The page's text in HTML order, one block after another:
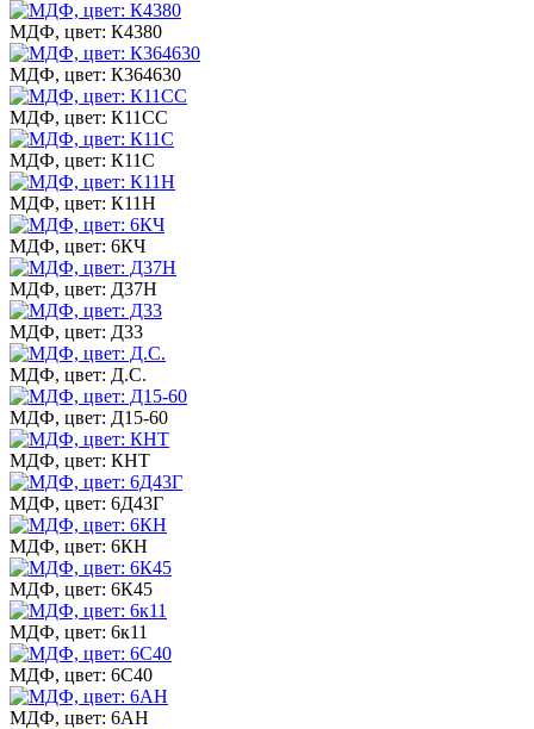
МДФ, цвет: К4380
МДФ, цвет: К364630
МДФ, цвет: К11СС
МДФ, цвет: К11С
МДФ, цвет: К11Н
МДФ, цвет: 6КЧ
МДФ, цвет: Д37Н
МДФ, цвет: Д33
МДФ, цвет: Д.С.
МДФ, цвет: Д15-60
МДФ, цвет: КНТ
МДФ, цвет: 6Д43Г
МДФ, цвет: 6КН
МДФ, цвет: 6К45
МДФ, цвет: 6к11
МДФ, цвет: 6С40
МДФ, цвет: 6АН